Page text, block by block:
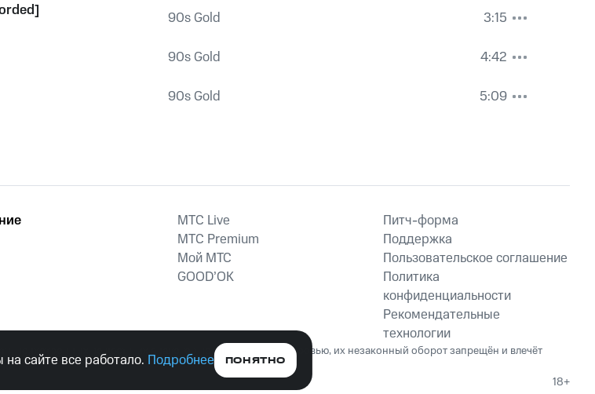
90s Gold
3:15
90s Gold
4:42
90s Gold 5:09
MTС Live
MTС Premium
Мой МТС
GOOD’OK
Питч-форма
Поддержка
Пользовательское соглашение
Политика
конфиденциальности
Рекомендательные
технологии
психотропных веществ, их аналогов причиняет вред здоровью, их незаконный оборот запрещён и влечёт
18+
сайте все работало. Подробнее ПОНЯТНО